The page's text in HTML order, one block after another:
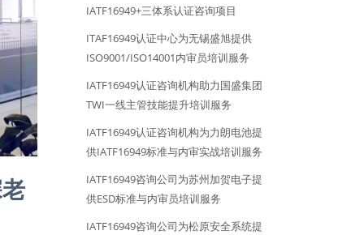
IATF16949+三体系认证咨询项目
ITAF16949认证中心为无锡盛旭提供
ISO9001/ISO14001内审员培训服务
IATF16949认证咨询机构助力国盛集团
TWI一线主管技能提升培训服务
IATF16949认证咨询机构为力朗电池提
供IATF16949标准与内审实战培训服务
IATF16949咨询公司为苏州加贺电子提
供ESD标准与内审员培训服务
IATF16949咨询公司为松原安全系统提